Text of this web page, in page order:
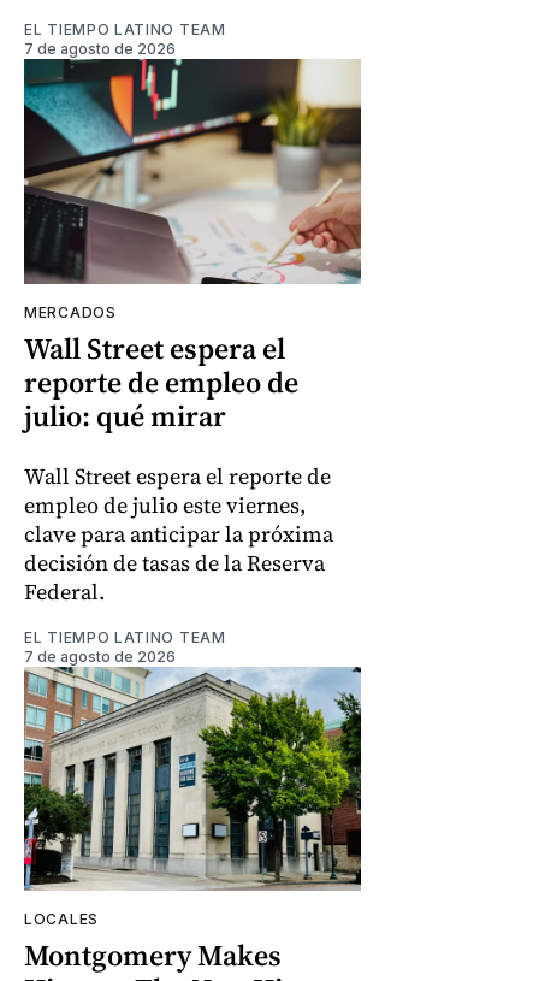
EL TIEMPO LATINO TEAM
7 de agosto de 2026
MERCADOS
Wall Street espera el
reporte de empleo de
julio: qué mirar
Wall Street espera el reporte de
empleo de julio este viernes,
clave para anticipar la próxima
decisión de tasas de la Reserva
Federal.
EL TIEMPO LATINO TEAM
7 de agosto de 2026
LOCALES
Montgomery Makes